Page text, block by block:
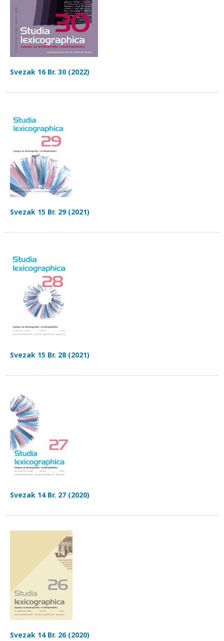
Svezak 16 Br. 30 (2022)
Svezak 15 Br. 29 (2021)
Svezak 15 Br. 28 (2021)
Svezak 14 Br. 27 (2020)
Svezak 14 Br. 26 (2020)